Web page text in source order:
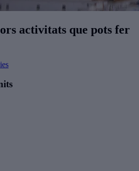
activitats que pots fer